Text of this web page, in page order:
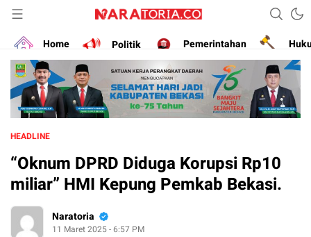
naratoria.co
Narasikan Fakta dan Data
Home
Politik Pemerintahan
HEADLINE
“Oknum DPRD Diduga Korupsi Rp10
miliar” HMI Kepung Pemkab Bekasi.
Naratoria
11 Maret 2025 - 6:57 PM